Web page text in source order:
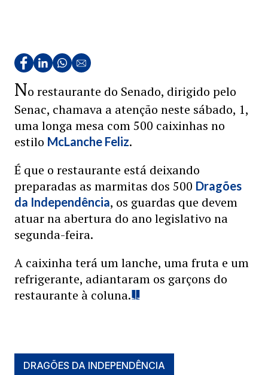
No restaurante do Senado, dirigido pelo
Senac, chamava a atenção neste sábado, 1,
uma longa mesa com 500 caixinhas no
estilo McLanche Feliz.
É que o restaurante está deixando
preparadas as marmitas dos 500 Dragões
da Independência, os guardas que devem
atuar na abertura do ano legislativo na
segunda-feira.
A caixinha terá um lanche, uma fruta e um
refrigerante, adiantaram os garçons do
restaurante à coluna.
DRAGÕES DA INDEPENDÊNCIA